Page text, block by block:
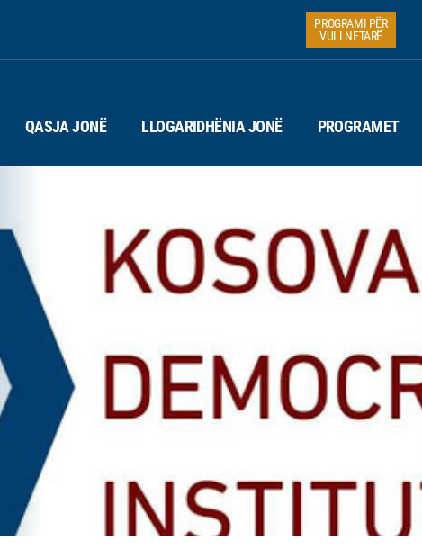
PROGRAMI PËR
VULLNETARË
QASJA JONË LLOGARIDHËNIA JONË PROGRAMET